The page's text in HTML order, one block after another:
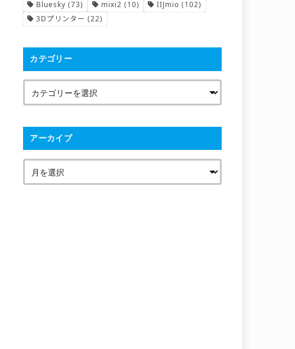
Bluesky (73) mixi2 (10) IIJmio (102)
3Dプリンター (22)
カテゴリー
アーカイブ